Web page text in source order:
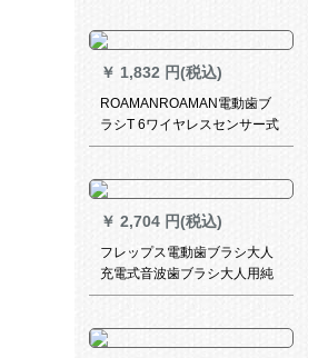
ん
￥ 1,832 円(税込)
ROAMANROAMAN電動歯ブ
ラシT 6ワイヤレスセンサー式
充電成人カップル音波式電動
感美白T 5アップグレードかわ
￥ 2,704 円(税込)
フレップス電動歯ブラシ大人
充電式音波歯ブラシ大人用純
白モード清潔全自動歯ブラシ
白の3つの清潔モード